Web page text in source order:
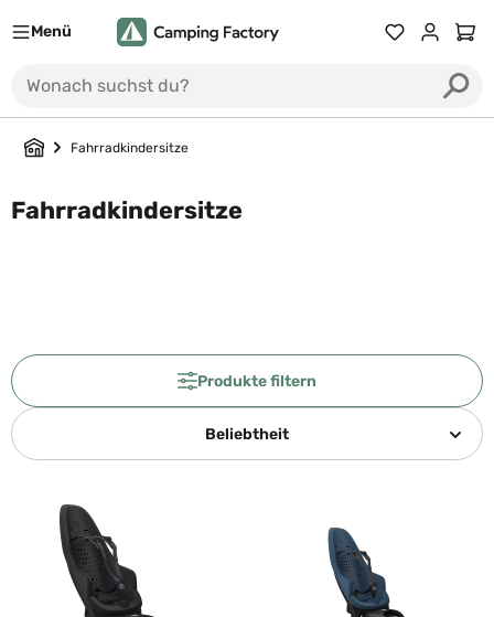
Menü Du hast 0
Fahrradkindersitze
Fahrradkindersitze
Produkte filtern
Beliebtheit